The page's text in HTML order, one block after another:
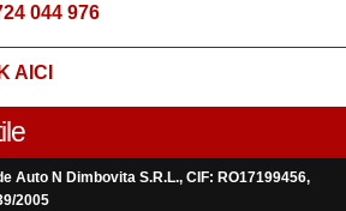
044 976
AICI
Auto N Dimbovita S.R.L., CIF: RO17199456,
2005